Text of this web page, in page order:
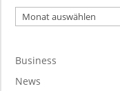
Archiv
Business
News